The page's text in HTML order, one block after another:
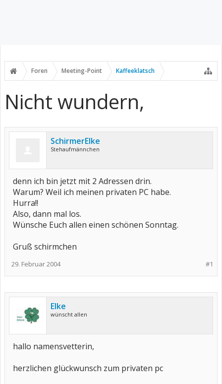
Foren Meeting-Point Kaffeeklatsch
Nicht wundern,
SchirmerElke
Stehaufmännchen
denn ich bin jetzt mit 2 Adressen drin.
Warum? Weil ich meinen privaten PC habe.
Hurra!!
Also, dann mal los.
Wünsche Euch allen einen schönen Sonntag.
Gruß schirmchen
#1
29. Februar 2004
Elke
wünscht allen
hallo namensvetterin,
herzlichen glückwunsch zum privaten pc